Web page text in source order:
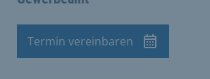
Termin
Termin vereinbaren